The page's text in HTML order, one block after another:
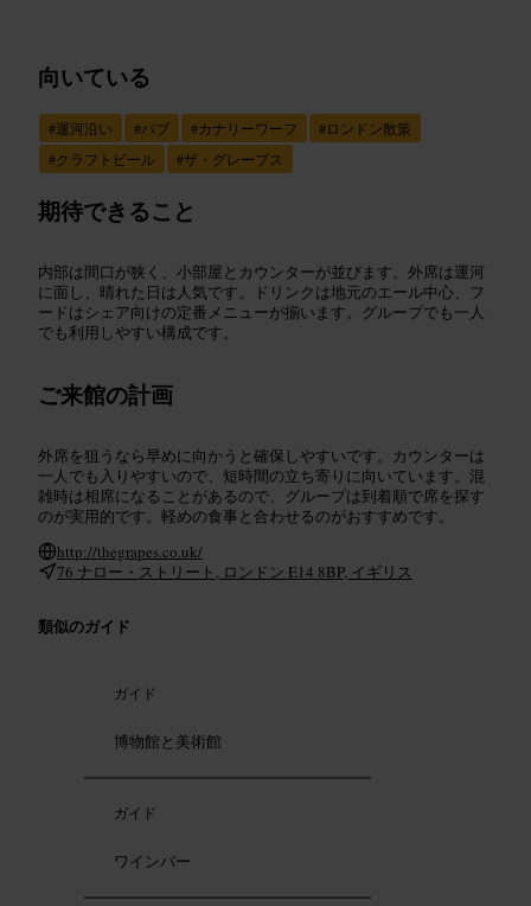
向いている
#運河沿い #パブ #カナリーワーフ #ロンドン散策
#クラフトビール #ザ・グレープス
期待できること
内部は間口が狭く、小部屋とカウンターが並びます。外席は運河
に面し、晴れた日は人気です。ドリンクは地元のエール中心、フ
ードはシェア向けの定番メニューが揃います。グループでも一人
でも利用しやすい構成です。
ご来館の計画
外席を狙うなら早めに向かうと確保しやすいです。カウンターは
一人でも入りやすいので、短時間の立ち寄りに向いています。混
雑時は相席になることがあるので、グループは到着順で席を探す
のが実用的です。軽めの食事と合わせるのがおすすめです。
http://thegrapes.co.uk/
76 ナロー・ストリート, ロンドン E14 8BP, イギリス
類似のガイド
ガイド
博物館と美術館
ガイド
ワインバー